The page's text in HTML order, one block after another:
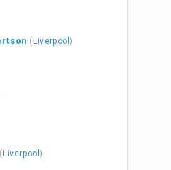
( Liverpool)
( Liverpool)